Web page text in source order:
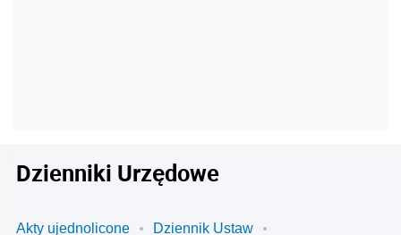
Dzienniki Urzędowe
Akty ujednolicone
Dziennik Ustaw